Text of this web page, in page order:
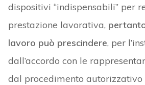
dispositivi “indispensabili” per
prestazione lavorativa,
lavoro può prescindere, per
dall’accordo con le
dal procedimento autorizzativo